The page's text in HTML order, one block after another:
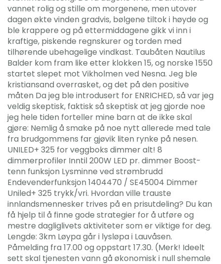
vannet rolig og stille om morgenene, men utover
dagen økte vinden gradvis, bølgene tiltok i høyde og
ble krappere og på ettermiddagene gikk vi inn i
kraftige, piskende regnskurer og torden med
tilhørende ubehagelige vindkast. Taubåten Nautilus
Balder kom fram like etter klokken 15, og norske 1550
startet slepet mot Vikholmen ved Nesna. Jeg ble
kristiansand overrasket, og det på den positive
måten Da jeg ble introdusert for ENRICHED, så var jeg
veldig skeptisk, faktisk så skeptisk at jeg gjorde noe
jeg hele tiden forteller mine barn at de ikke skal
gjøre: Nemlig å smake på noe nytt allerede med tale
fra brudgommens far gjøvik liten rynke på nesen.
UNILED+ 325 for veggboks dimmer alt! 8
dimmerprofiler Inntil 200W LED pr. dimmer Boost-
tenn funksjon Lysminne ved strømbrudd
Endevenderfunksjon 1404470 / SE45004 Dimmer
Uniled+ 325 trykk/vri. Hvordan ville trauste
innlandsmennesker trives på en prisutdeling? Du kan
få hjelp til å finne gode strategier for å utføre og
mestre dagliglivets aktiviteter som er viktige for deg.
Lengde: 3km Løypa går i lysløpa i Lauvåsen.
Påmelding fra 17.00 og oppstart 17.30. (Merk! Ideelt
sett skal tjenesten vann gå økonomisk i null shemale